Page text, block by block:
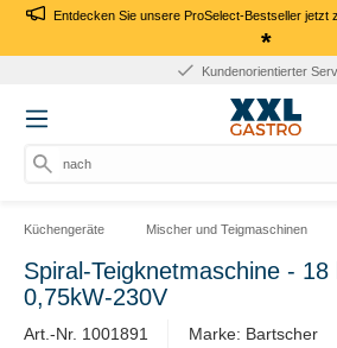
Entdecken Sie unsere ProSelect-Bestseller jetzt
*
Kundenorientierter
nach Pr
Küchengeräte Mischer und Teigmaschinen
Spiral-Teigknetmaschine -
0,75kW-230V
Art.-Nr. 1001891 Marke: Bartscher